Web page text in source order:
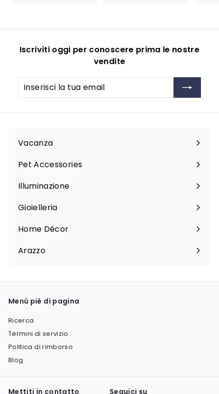
.
9
Iscriviti oggi per conoscere prima le nostre
vendite
Inserisci
la
email
Iscriviti
Vacanza
Espandi
sottomenu
Pet Accessories
Espandi
sottomenu
Illuminazione
Espandi
sottomenu
Gioielleria
Espandi
sottomenu
Home Décor
Espandi
sottomenu
Arazzo
Espandi
Menù piè di pagina
Ricerca
Termini di servizio
Politica di rimborso
Blog
Mettiti in contatto Seguici su